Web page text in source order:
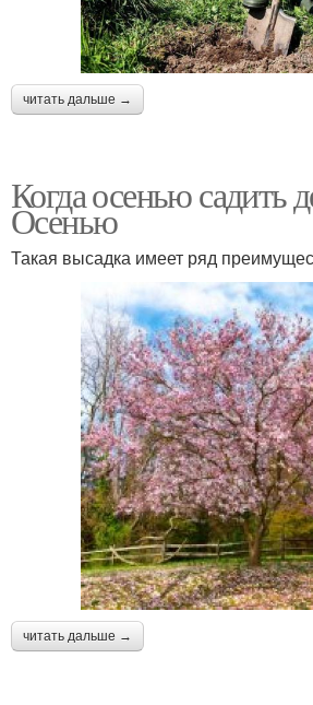
читать дальше →
Когда осенью садить
Осенью
Такая высадка имеет ряд
читать дальше →